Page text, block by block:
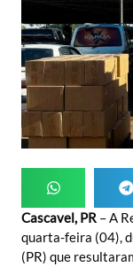
Cascavel, PR – A
quarta-feira (04),
(PR) que